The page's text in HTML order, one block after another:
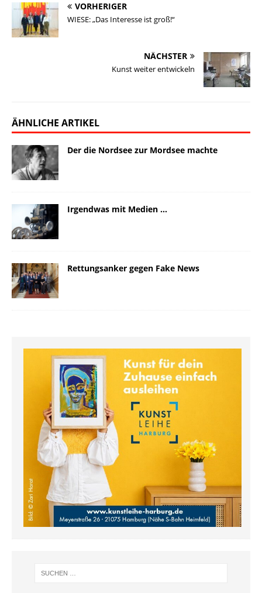
VORHERIGER
WIESE: „Das Interesse ist groß!“
NÄCHSTER
Kunst weiter entwickeln
ÄHNLICHE ARTIKEL
Der die Nordsee zur Mordsee machte
Irgendwas mit Medien …
Rettungsanker gegen Fake News